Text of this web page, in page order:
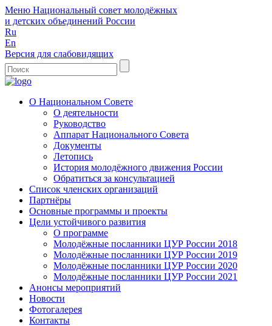
Меню Национальный совет молодёжных
и детских объединений России
Ru
En
Версия для слабовидящих
О Национальном Совете
О деятельности
Руководство
Аппарат Национального Совета
Документы
Летопись
История молодёжного движения России
Обратиться за консультацией
Список членских организаций
Партнёры
Основные программы и проекты
Цели устойчивого развития
О программе
Молодёжные посланники ЦУР России 2018
Молодёжные посланники ЦУР России 2019
Молодёжные посланники ЦУР России 2020
Молодёжные посланники ЦУР России 2021
Анонсы мероприятий
Новости
Фотогалерея
Контакты